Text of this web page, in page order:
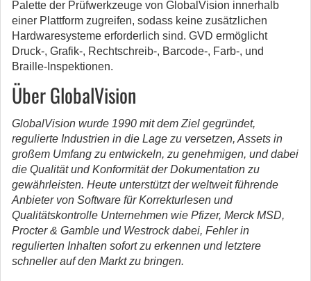
Palette der Prüfwerkzeuge von GlobalVision innerhalb
einer Plattform zugreifen, sodass keine zusätzlichen
Hardwaresysteme erforderlich sind. GVD ermöglicht
Druck-, Grafik-, Rechtschreib-, Barcode-, Farb-, und
Braille-Inspektionen.
Über GlobalVision
GlobalVision wurde 1990 mit dem Ziel gegründet,
regulierte Industrien in die Lage zu versetzen, Assets in
großem Umfang zu entwickeln, zu genehmigen, und dabei
die Qualität und Konformität der Dokumentation zu
gewährleisten. Heute unterstützt der weltweit führende
Anbieter von Software für Korrekturlesen und
Qualitätskontrolle Unternehmen wie Pfizer, Merck MSD,
Procter & Gamble und Westrock dabei, Fehler in
regulierten Inhalten sofort zu erkennen und letztere
schneller auf den Markt zu bringen.